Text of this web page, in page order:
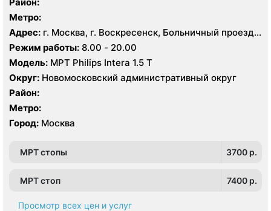
Метро:
Адрес: г. Москва, г. Воскресенск, Больничный проезд,
д. 1, корп. 8
Режим работы: 8.00 - 20.00
Модель: МРТ Philips Intera 1.5 T
Округ: Новомосковский административный округ
Район:
Метро:
Город: Москва
МРТ стопы 3700 p.
МРТ стоп 7400 p.
Просмотр всех цен и услуг